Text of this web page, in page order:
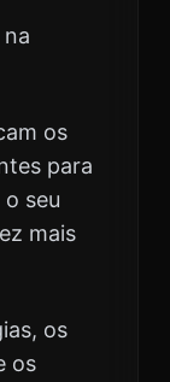
os
para
seu
mais
os
os